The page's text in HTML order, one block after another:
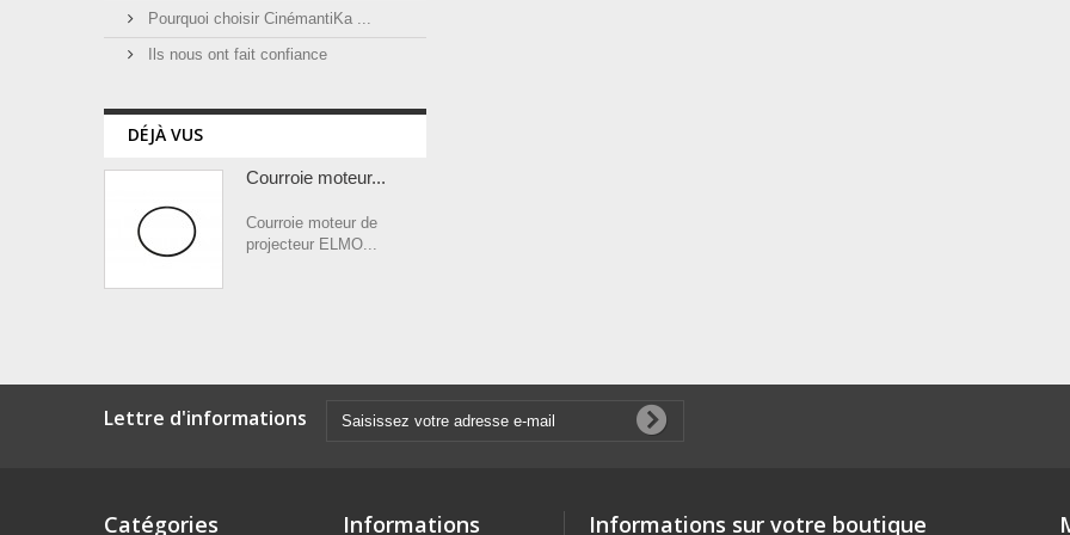
Pourquoi choisir CinémantiKa ...
Ils nous ont fait confiance
DÉJÀ VUS
Courroie moteur...
Courroie moteur de
projecteur ELMO...
Lettre d'informations
Catégories Informations Informations sur votre boutique